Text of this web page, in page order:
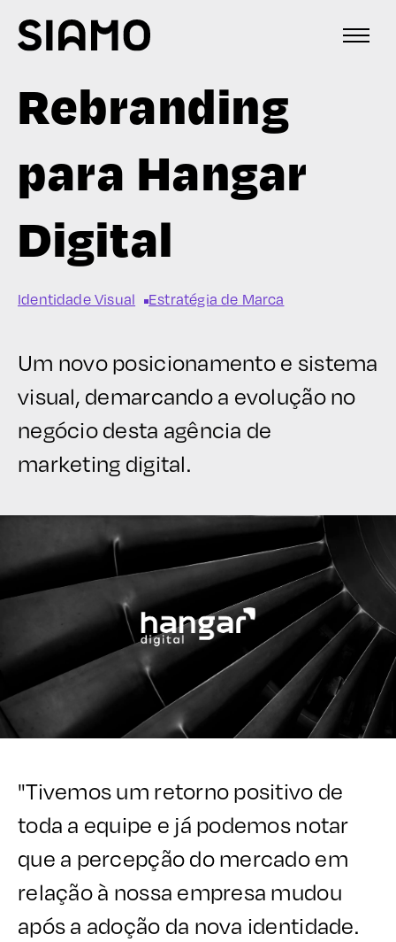
Rebranding
para Hangar
Digital
Identidade Visual Estratégia de Marca
Um novo posicionamento e sistema
visual, demarcando a evolução no
negócio desta agência de
marketing digital.
"Tivemos um retorno positivo de
toda a equipe e já podemos notar
que a percepção do mercado em
relação à nossa empresa mudou
após a adoção da nova identidade.